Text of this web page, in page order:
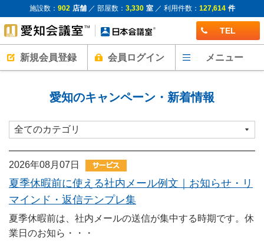
施設数： 902 店舗／ 部屋数： 3,330 室／ 利用件数： 127,614 件
TEL
新規会員登録 会員ログイン メニュー
愛知のキャンペーン・新着情報
2026年08月07日
夏季休暇前に使える社内メール例文｜お知らせ・リ
マインド・返信テンプレ集
夏季休暇前は、社内メールの送信が集中する時期です。休
業日のお知ら・・・